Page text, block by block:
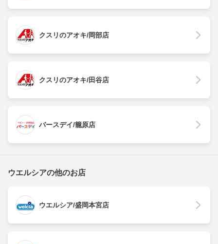
クスリのアオキ/岡部店
クスリのアオキ/田谷店
バースデイ/籠原店
ウエルシアの他のお店
ウエルシア/盛岡本宮店